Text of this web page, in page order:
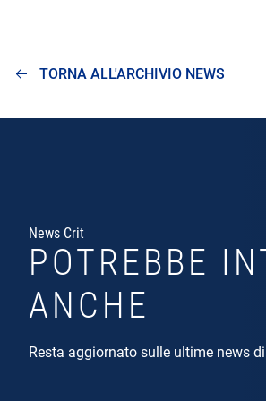
TORNA ALL'ARCHIVIO NEWS
News Crit
POTREBBE
ANCHE
Resta aggiornato sulle ultime news